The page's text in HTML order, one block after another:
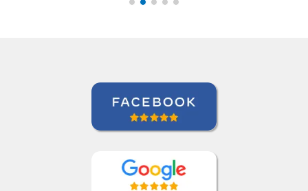
Force Base, São Paulo (Força Aérea